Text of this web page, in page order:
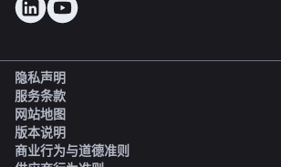
隐私声明
服务条款
网站地图
版本说明
商业行为与道德准则(opens in a new tab)